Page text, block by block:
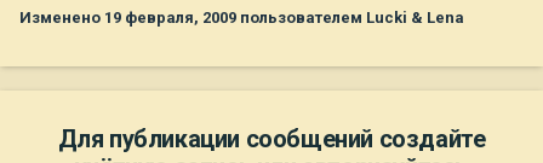
Изменено 19 февраля, 2009 пользователем Lucki & Lena
Для публикации сообщений создайте